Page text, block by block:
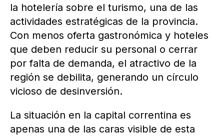
la hotelería sobre el turismo, una de las
actividades estratégicas de la provincia.
Con menos oferta gastronómica y hoteles
que deben reducir su personal o cerrar
por falta de demanda, el atractivo de la
región se debilita, generando un círculo
vicioso de desinversión.
La situación en la capital correntina es
apenas una de las caras visible de esta